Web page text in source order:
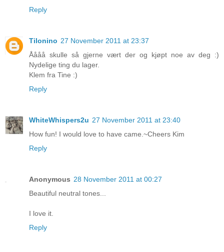
Reply
Tilonino 27 November 2011 at 23:37
Åååå skulle så gjerne vært der og kjøpt noe av deg :)
Nydelige ting du lager.
Klem fra Tine :)
Reply
WhiteWhispers2u 27 November 2011 at 23:40
How fun! I would love to have came.~Cheers Kim
Reply
Anonymous 28 November 2011 at 00:27
Beautiful neutral tones...
I love it.
Reply